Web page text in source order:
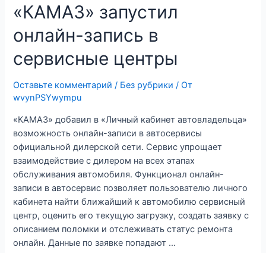
обучение
школьников
программированию
«КАМАЗ» запустил
онлайн-запись в
сервисные центры
Оставьте комментарий / Без рубрики / От
wvynPSYwympu
«КАМАЗ» добавил в «Личный кабинет автовладельца»
возможность онлайн-записи в автосервисы
официальной дилерской сети. Сервис упрощает
взаимодействие с дилером на всех этапах
обслуживания автомобиля. Функционал онлайн-
записи в автосервис позволяет пользователю личного
кабинета найти ближайший к автомобилю сервисный
центр, оценить его текущую загрузку, создать заявку с
описанием поломки и отслеживать статус ремонта
онлайн. Данные по заявке попадают …